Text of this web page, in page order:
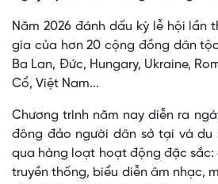
Năm 2026 đánh dấu kỳ lễ hội lần
gia của hơn 20 cộng đồng dân
Ba Lan, Đức, Hungary, Ukraine,
Cổ, Việt Nam...
Chương trình năm nay diễn ra
đông đảo người dân sở tại và du
qua hàng loạt hoạt động đặc sắc:
truyền thống, biểu diễn âm nhạc,